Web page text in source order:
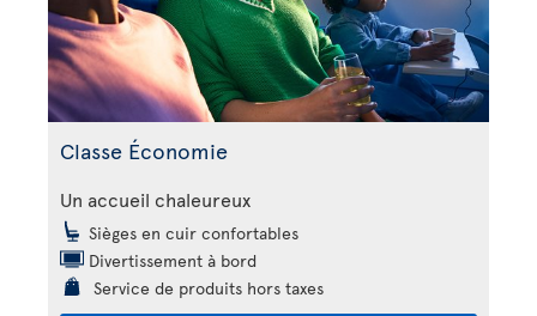
Classe Économie
Un accueil chaleureux
Sièges en cuir confortables
Divertissement à bord
Service de produits hors taxes